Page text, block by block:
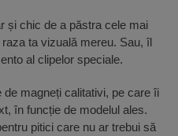
și chic de a păstra cele mai
ta vizuală mereu. Sau, îl
al clipelor speciale.
magneți calitativi, pe care îi
în funcție de modelul ales.
pitici care nu ar trebui să